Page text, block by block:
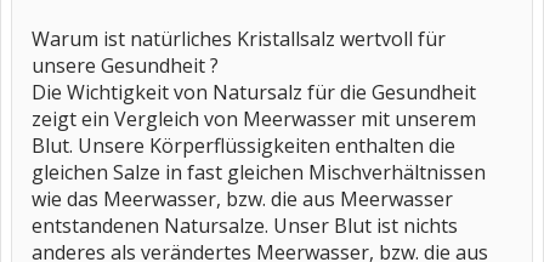
Warum ist natürliches Kristallsalz wertvoll für
unsere Gesundheit ?
Die Wichtigkeit von Natursalz für die Gesundheit
zeigt ein Vergleich von Meerwasser mit unserem
Blut. Unsere Körperflüssigkeiten enthalten die
gleichen Salze in fast gleichen Mischverhältnissen
wie das Meerwasser, bzw. die aus Meerwasser
entstandenen Natursalze. Unser Blut ist nichts
anderes als verändertes Meerwasser, bzw. die aus